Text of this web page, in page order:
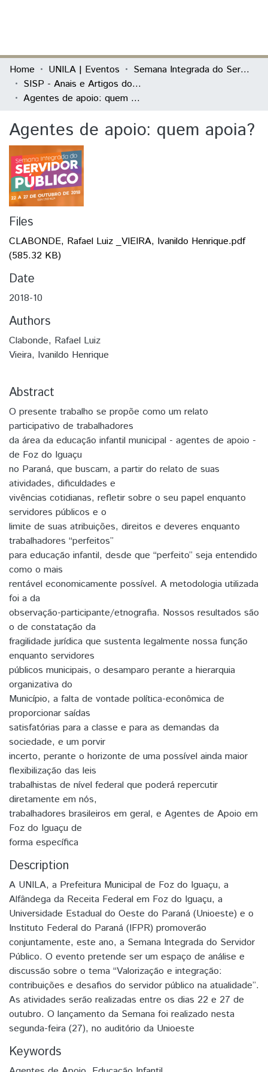
Communities & Collections
All of DSpace
Home UNILA | Eventos
Semana Integrada do Servidor Público (SISP)
SISP - Anais e Artigos do evento
Agentes de apoio: quem apoia?
Agentes de apoio: quem apoia?
Files
CLABONDE, Rafael Luiz _VIEIRA, Ivanildo Henrique.pdf
(585.32 KB)
Date
2018-10
Authors
Clabonde, Rafael Luiz
Vieira, Ivanildo Henrique
Abstract
O presente trabalho se propõe como um relato
participativo de trabalhadores
da área da educação infantil municipal - agentes de apoio -
de Foz do Iguaçu
no Paraná, que buscam, a partir do relato de suas
atividades, dificuldades e
vivências cotidianas, refletir sobre o seu papel enquanto
servidores públicos e o
limite de suas atribuições, direitos e deveres enquanto
trabalhadores “perfeitos”
para educação infantil, desde que “perfeito” seja entendido
como o mais
rentável economicamente possível. A metodologia utilizada
foi a da
observação-participante/etnografia. Nossos resultados são
o de constatação da
fragilidade jurídica que sustenta legalmente nossa função
enquanto servidores
públicos municipais, o desamparo perante a hierarquia
organizativa do
Município, a falta de vontade política-econômica de
proporcionar saídas
satisfatórias para a classe e para as demandas da
sociedade, e um porvir
incerto, perante o horizonte de uma possível ainda maior
flexibilização das leis
trabalhistas de nível federal que poderá repercutir
diretamente em nós,
trabalhadores brasileiros em geral, e Agentes de Apoio em
Foz do Iguaçu de
forma específica
Description
A UNILA, a Prefeitura Municipal de Foz do Iguaçu, a
Alfândega da Receita Federal em Foz do Iguaçu, a
Universidade Estadual do Oeste do Paraná (Unioeste) e o
Instituto Federal do Paraná (IFPR) promoverão
conjuntamente, este ano, a Semana Integrada do Servidor
Público. O evento pretende ser um espaço de análise e
discussão sobre o tema “Valorização e integração:
contribuições e desafios do servidor público na atualidade”.
As atividades serão realizadas entre os dias 22 e 27 de
outubro. O lançamento da Semana foi realizado nesta
segunda-feira (27), no auditório da Unioeste
Keywords